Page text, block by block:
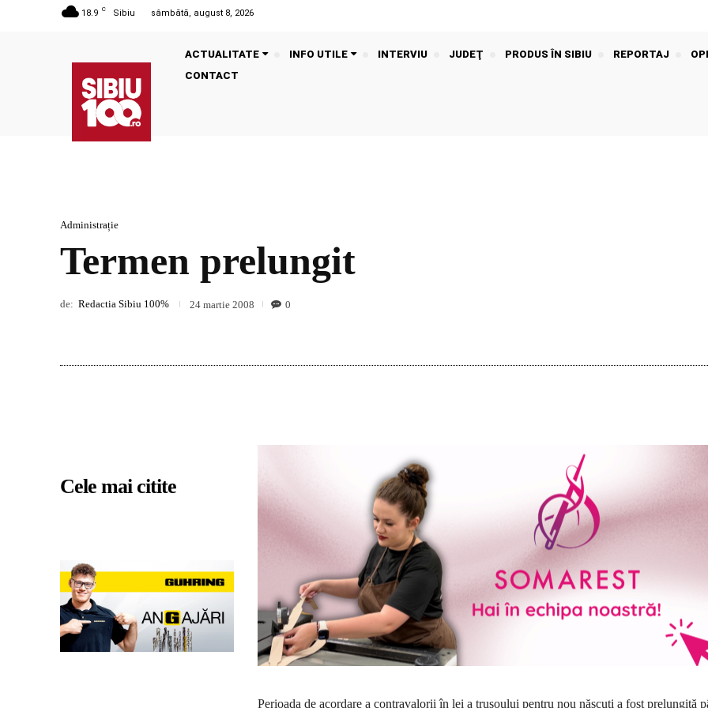
18.9 C Sibiu sâmbătă, august 8, 2026
ACTUALITATE INFO UTILE INTERVIU JUDEŢ PRODUS ÎN SIBIU REPORTAJ
CONTACT
Administrație
Termen prelungit
de: Redactia Sibiu 100% 24 martie 2008 0
Cele mai citite
Perioada de acordare a contravalorii în lei a trusoului pentru nou născuţi a fost prelungită